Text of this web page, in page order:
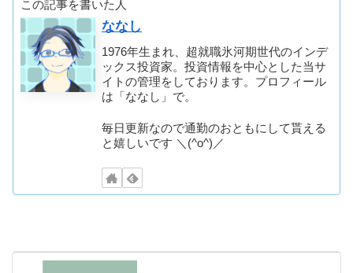
この記事を書いた人
ななし
1976年生まれ、超就職氷河期世代のインデ
ックス投資家。投資情報を中心とした当サ
イトの管理をしております。プロフィール
は「ななし」で。
毎日更新なので通勤のおともにして貰える
と嬉しいです ＼(^o^)／